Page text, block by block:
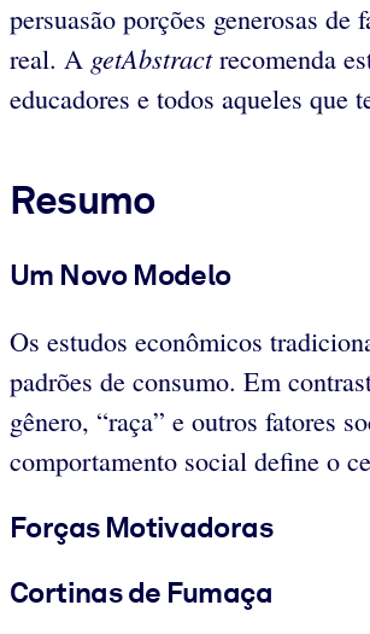
persuasão porções generosas
real. A getAbstractrecomenda
educadores e todos aqueles que
Resumo
Um Novo Modelo
Os estudos econômicos
padrões de consumo. Em
gênero, “raça” e outros fatores
comportamento social define o
Forças Motivadoras
Cortinas de Fumaça